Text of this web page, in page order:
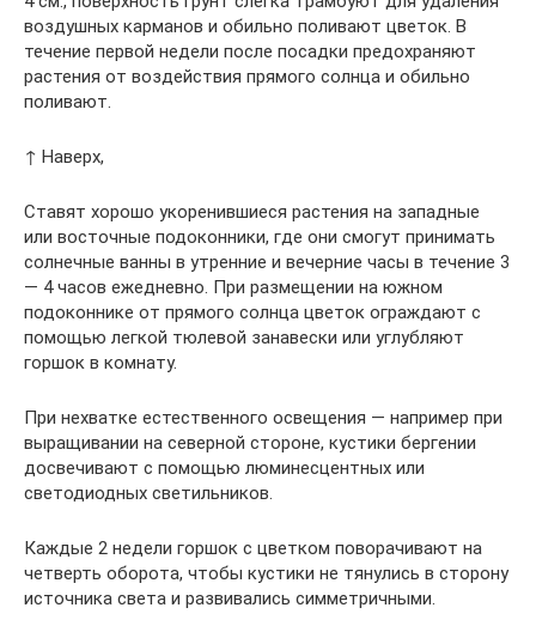
воздушных карманов и обильно поливают цветок. В
течение первой недели после посадки предохраняют
растения от воздействия прямого солнца и обильно
поливают.
↑ Наверх,
Ставят хорошо укоренившиеся растения на западные
или восточные подоконники, где они смогут принимать
солнечные ванны в утренние и вечерние часы в течение 3
— 4 часов ежедневно. При размещении на южном
подоконнике от прямого солнца цветок ограждают с
помощью легкой тюлевой занавески или углубляют
горшок в комнату.
При нехватке естественного освещения — например при
выращивании на северной стороне, кустики бергении
досвечивают с помощью люминесцентных или
светодиодных светильников.
Каждые 2 недели горшок с цветком поворачивают на
четверть оборота, чтобы кустики не тянулись в сторону
источника света и развивались симметричными.